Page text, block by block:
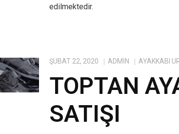
edilmektedir.
ŞUBAT 22, 2020 ADMIN AYAKKABI
TOPTAN
SATIŞI